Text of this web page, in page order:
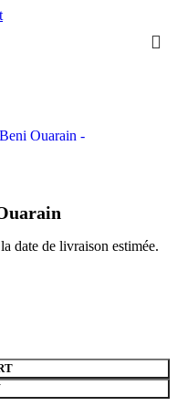
date de livraison estimée.